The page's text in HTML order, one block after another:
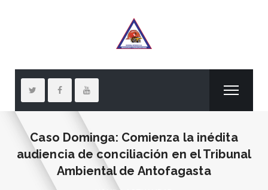
Caso Dominga: Comienza la inédita
audiencia de conciliación en el Tribunal
Ambiental de Antofagasta